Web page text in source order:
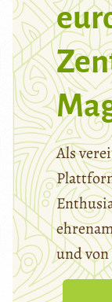
Als
und